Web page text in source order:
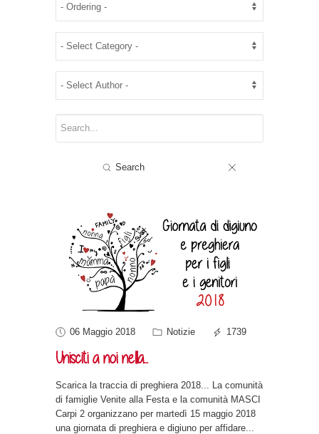
Search
06 Maggio 2018 Notizie 1739
Unisciti a noi nella...
Scarica la traccia di preghiera 2018... La comunità
di famiglie Venite alla Festa e la comunità MASCI
Carpi 2 organizzano per martedì 15 maggio 2018
una giornata di preghiera e digiuno per affidare